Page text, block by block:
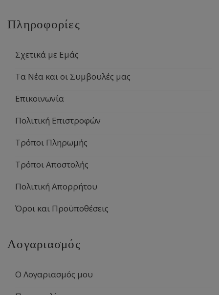
Πληροφορίες
Σχετικά με Εμάς
Τα Νέα και οι Συμβουλές μας
Επικοινωνία
Πολιτική Επιστροφών
Τρόποι Πληρωμής
Τρόποι Αποστολής
Πολιτική Απορρήτου
Όροι και Προϋποθέσεις
Λογαριασμός
Ο Λογαριασμός μου